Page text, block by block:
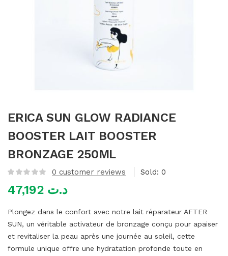
ERICA SUN GLOW RADIANCE
BOOSTER LAIT BOOSTER
BRONZAGE 250ML
0 customer reviews Sold: 0
د.ت
Plongez dans le confort avec notre lait réparateur AFTER
SUN, un véritable activateur de bronzage conçu pour apaiser
et revitaliser la peau après une journée au soleil, cette
formule unique offre une hydratation profonde toute en